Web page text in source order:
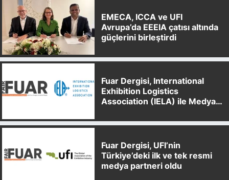
EMECA, ICCA ve UFI
Avrupa’da EEEIA çatısı altında
güçlerini birleştirdi
Fuar Dergisi, International
Exhibition Logistics
Association (IELA) ile Medya
Fuar Dergisi, UFI’nin
Türkiye’deki ilk ve tek resmi
medya partneri oldu